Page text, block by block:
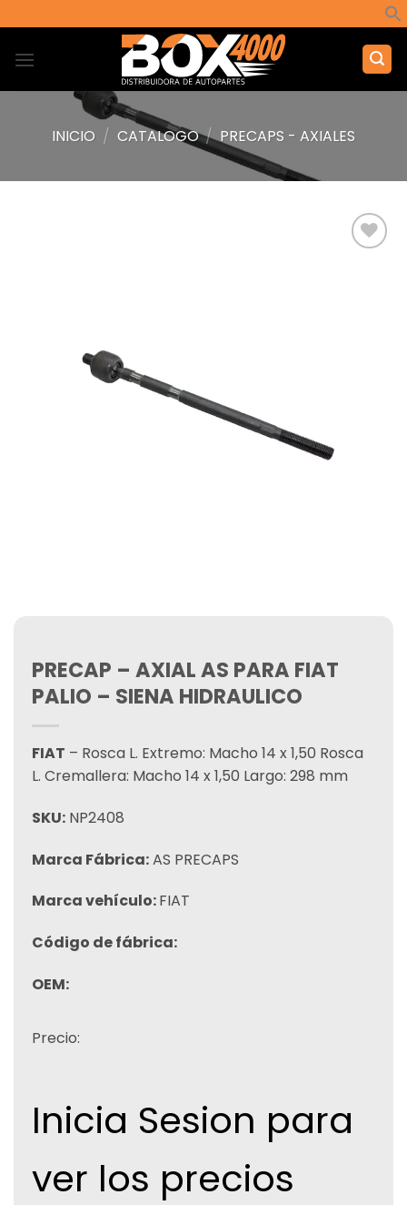
al
contenido
INICIO / CATALOGO / PRECAPS - AXIALES
PRECAP – AXIAL AS PARA FIAT
PALIO – SIENA HIDRAULICO
FIAT – Rosca L. Extremo: Macho 14 x 1,50 Rosca
L. Cremallera: Macho 14 x 1,50 Largo: 298 mm
SKU: NP2408
Marca Fábrica:AS PRECAPS
Marca vehículo:FIAT
Código de fábrica:
OEM:
Precio:
Inicia Sesion para
ver los precios